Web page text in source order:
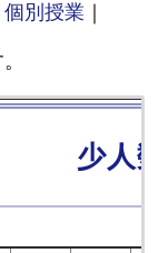
個別授業
少人